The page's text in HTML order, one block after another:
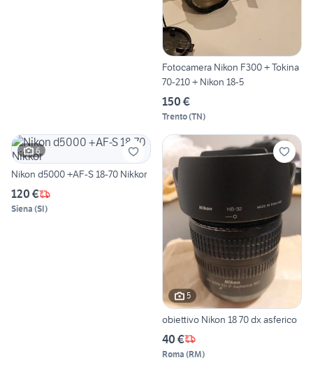
Fotocamera Nikon F300 + Tokina
70-210 + Nikon 18-5
150 €
Trento(TN)
6
Nikon d5000 +AF-S 18-70 Nikkor
120 €
Siena (SI)
5
obiettivo Nikon 18 70 dx asferico
40 €
Roma (RM)